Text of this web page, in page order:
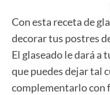
Con esta receta de
decorar tus postres
El glaseado le dará
que puedes dejar tal
complementarlo con